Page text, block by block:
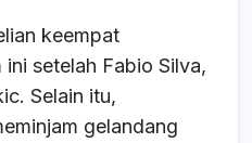
keempat
setelah Fabio Silva,
Selain itu,
gelandang